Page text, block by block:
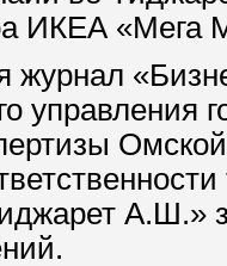
ИКЕА «Мега
журнал
управления
А.Ш.»